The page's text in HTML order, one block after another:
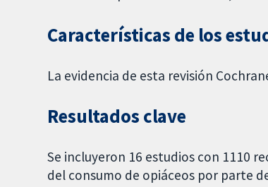
Características de los
La evidencia de esta revisión
Resultados clave
Se incluyeron 16 estudios con 1110
del consumo de opiáceos por parte